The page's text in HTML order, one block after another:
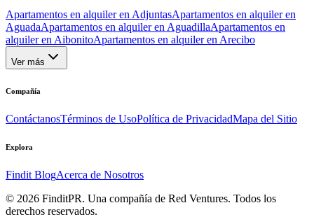
Apartamentos en alquiler en AdjuntasApartamentos en alquiler en
AguadaApartamentos en alquiler en AguadillaApartamentos en
alquiler en AibonitoApartamentos en alquiler en Arecibo
Ver más
Compañía
ContáctanosTérminos de UsoPolítica de PrivacidadMapa del Sitio
Explora
Findit BlogAcerca de Nosotros
© 2026 FinditPR. Una compañía de Red Ventures. Todos los
derechos reservados.